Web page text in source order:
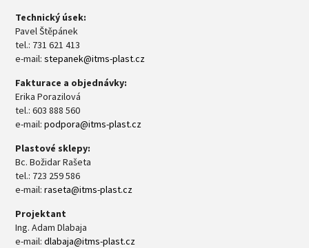
Technický úsek:
Pavel Štěpánek
tel.: 731 621 413
e-mail:stepanek@itms-plast.cz
Fakturace a objednávky:
Erika Porazilová
tel.: 603 888 560
e-mail:podpora@itms-plast.cz
Plastové sklepy:
Bc. Božidar Rašeta
tel.: 723 259 586
e-mail:raseta@itms-plast.cz
Projektant
Ing. Adam Dlabaja
e-mail:dlabaja@itms-plast.cz